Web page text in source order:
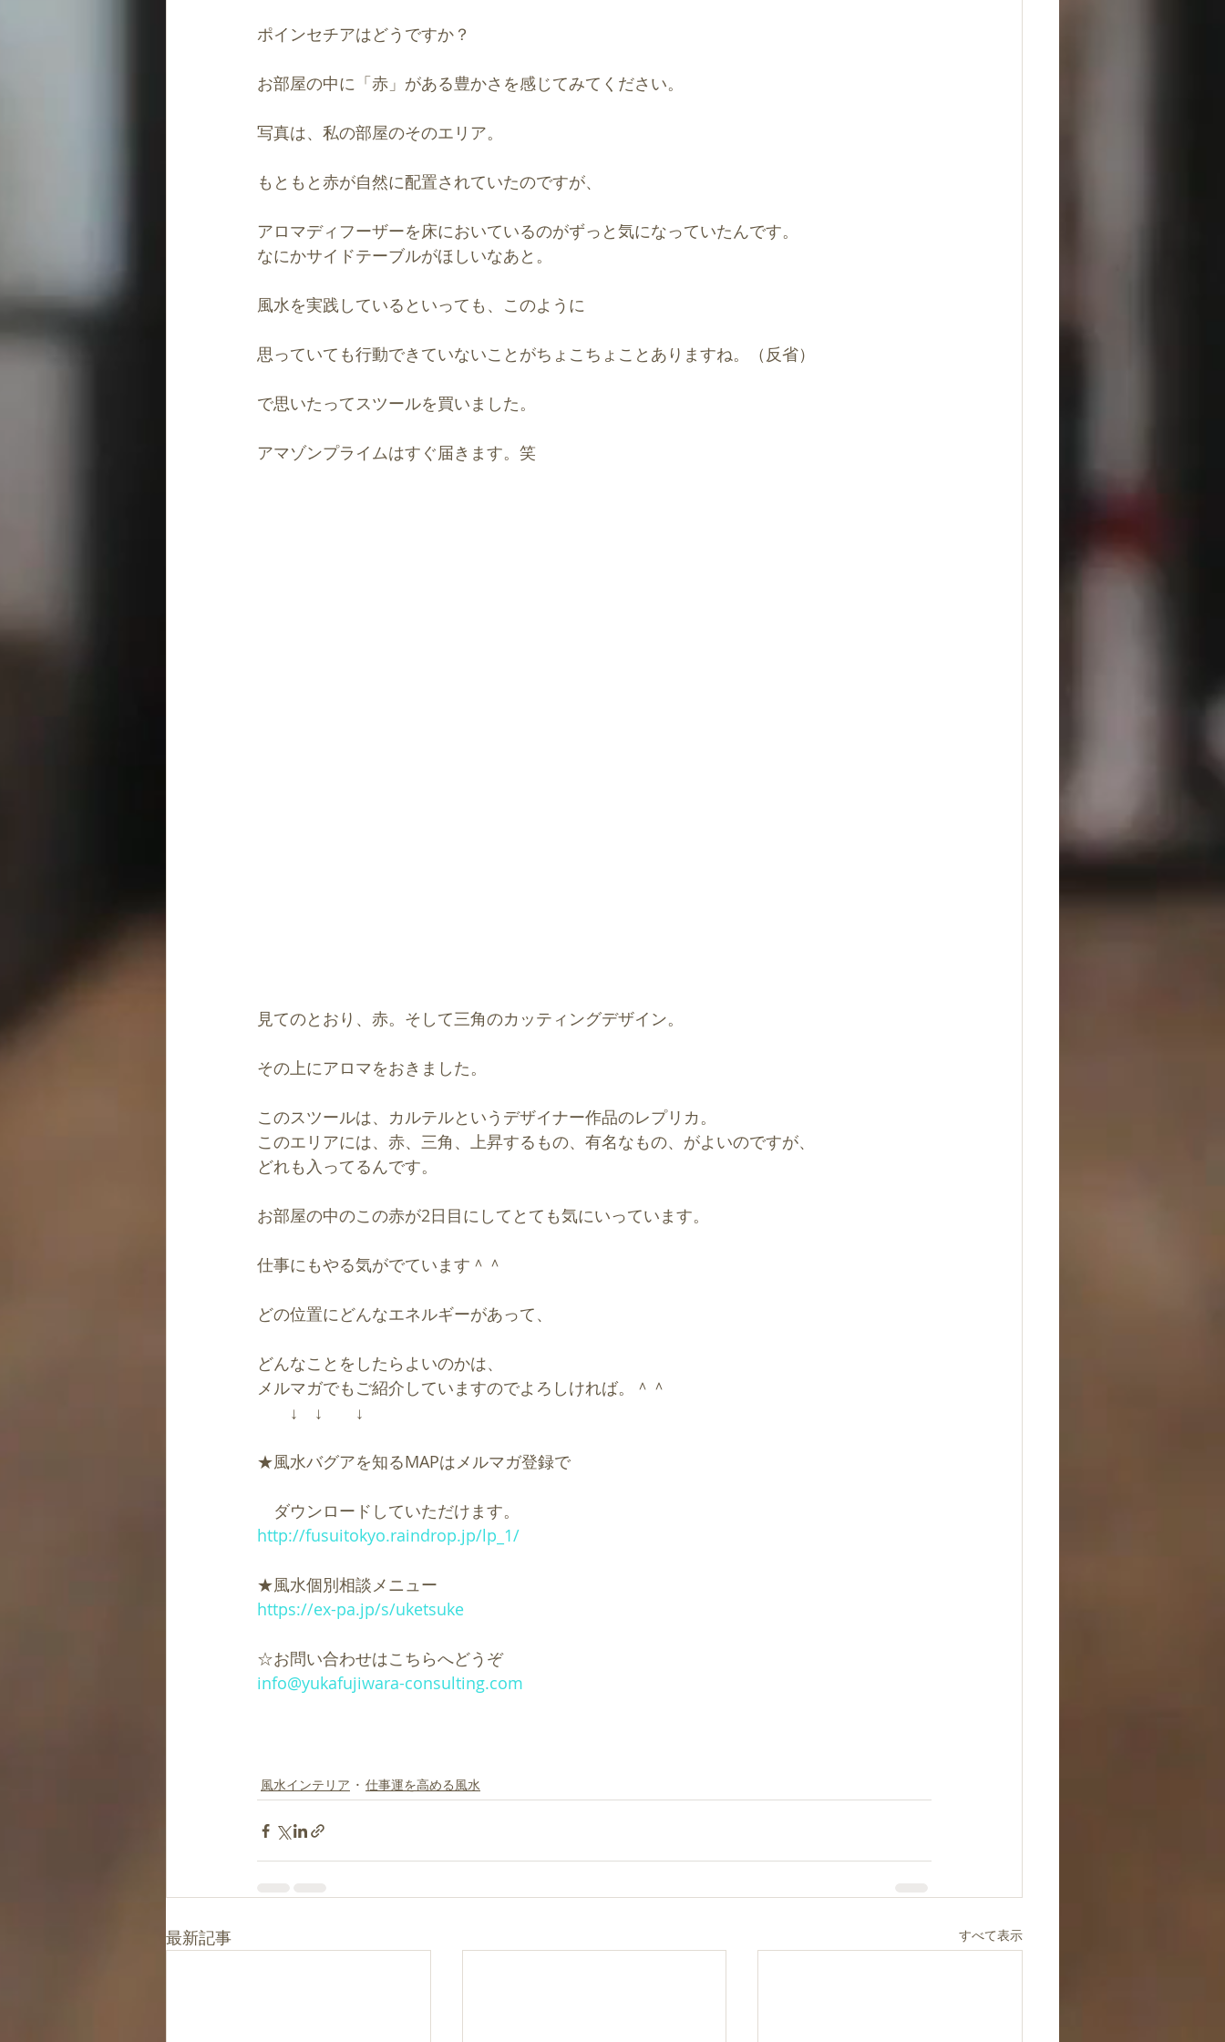
ポインセチアはどうですか？
お部屋の中に「赤」がある豊かさを感じてみてください。
写真は、私の部屋のそのエリア。
もともと赤が自然に配置されていたのですが、
アロマディフーザーを床においているのがずっと気になっていたんです。
なにかサイドテーブルがほしいなあと。
風水を実践しているといっても、このように
思っていても行動できていないことがちょこちょことありますね。（反省）
で思いたってスツールを買いました。
アマゾンプライムはすぐ届きます。笑
見てのとおり、赤。そして三角のカッティングデザイン。
その上にアロマをおきました。
このスツールは、カルテルというデザイナー作品のレプリカ。
このエリアには、赤、三角、上昇するもの、有名なもの、がよいのですが、
どれも入ってるんです。
お部屋の中のこの赤が2日目にしてとても気にいっています。
仕事にもやる気がでています＾＾
どの位置にどんなエネルギーがあって、
どんなことをしたらよいのかは、
メルマガでもご紹介していますのでよろしければ。＾＾
↓　↓　　↓
★風水バグアを知るMAPはメルマガ登録で
ダウンロードしていただけます。
http://fusuitokyo.raindrop.jp/lp_1/
★風水個別相談メニュー
https://ex-pa.jp/s/uketsuke
☆お問い合わせはこちらへどうぞ
info@yukafujiwara-consulting.com
風水インテリア 仕事運を高める風水
最新記事 すべて表示